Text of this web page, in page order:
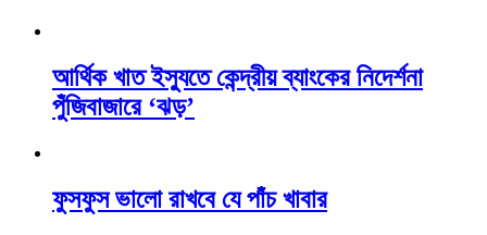
আর্থিক খাত ইস্যুতে কেন্দ্রীয় ব্যাংকের নিদের্শনা
পুঁজিবাজারে ‘ঝড়’
ফুসফুস ভালো রাখবে যে পাঁচ খাবার